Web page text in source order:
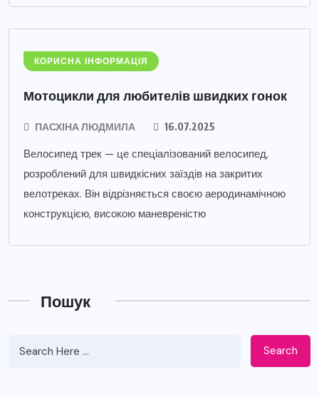
КОРИСНА ІНФОРМАЦІЯ
Мотоцикли для любителів швидких гонок
ПАСХІНА ЛЮДМИЛА 16.07.2025
Велосипед трек — це спеціалізований велосипед,
розроблений для швидкісних заїздів на закритих
велотреках. Він відрізняється своєю аеродинамічною
конструкцією, високою маневреністю
Пошук
Search